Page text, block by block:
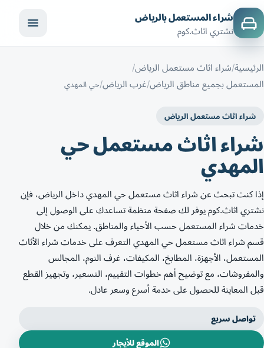
شراء المستعمل بالرياض
نشتري اثاث.كوم
الرئيسية شراء اثاث مستعمل الرياض
المستعمل بجميع مناطق الرياض غرب الرياض حي المهدي
شراء اثاث مستعمل الرياض
شراء اثاث مستعمل حي
المهدي
إذا كنت تبحث عن شراء اثاث مستعمل حي المهدي داخل الرياض، فإن
نشتري اثاث.كوم يوفر لك صفحة منظمة تساعدك على الوصول إلى
خدمات شراء المستعمل حسب الأحياء والمناطق. يمكنك من خلال
قسم شراء اثاث مستعمل حي المهدي التعرف على خدمات شراء الأثاث
المستعمل، الأجهزة، المطابخ، المكيفات، غرف النوم، المجالس
والمفروشات، مع توضيح أهم خطوات التقييم، التسعير، وتجهيز القطع
قبل المعاينة للحصول على خدمة أسرع وسعر عادل.
تواصل سريع
الموقع للأيجار